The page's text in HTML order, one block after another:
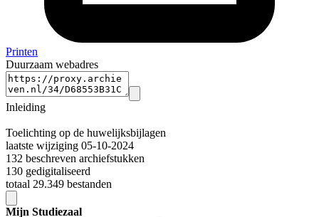
Printen
Duurzaam webadres
Inleiding
Toelichting op de huwelijksbijlagen
laatste wijziging 05-10-2024
132 beschreven archiefstukken
130 gedigitaliseerd
totaal 29.349 bestanden
Mijn Studiezaal